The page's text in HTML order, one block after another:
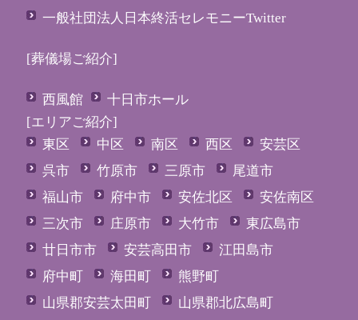
一般社団法人日本終活セレモニーTwitter
[葬儀場ご紹介]
西風館
十日市ホール
[エリアご紹介]
東区
中区 南区 西区
安芸区
呉市
竹原市 三原市
尾道市
福山市
府中市 安佐北区
安佐南区
三次市
庄原市 大竹市
東広島市
廿日市市
安芸高田市
江田島市
府中町
海田町
熊野町
山県郡安芸太田町
山県郡北広島町